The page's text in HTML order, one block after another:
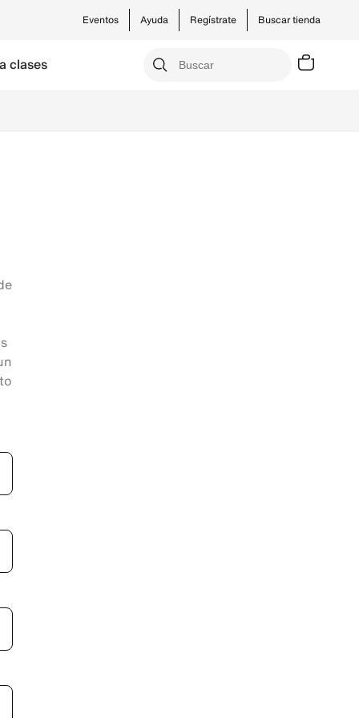
Buscar tienda
Ayuda Regístrate
Eventos
clases